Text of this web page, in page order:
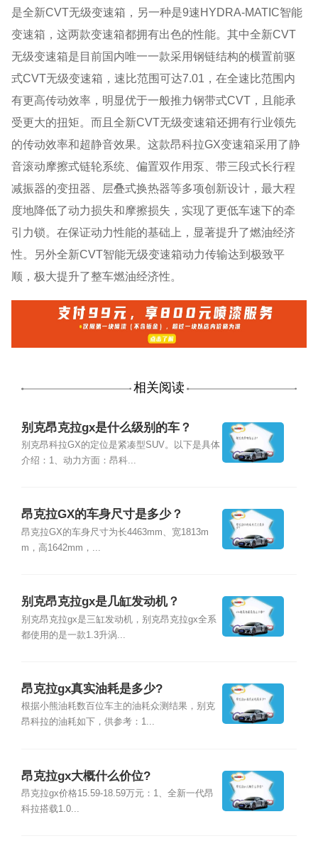
是全新CVT无级变速箱，另一种是9速HYDRA-MATIC智能
变速箱，这两款变速箱都拥有出色的性能。其中全新CVT
无级变速箱是目前国内唯一一款采用钢链结构的横置前驱
式CVT无级变速箱，速比范围可达7.01，在全速比范围内
有更高传动效率，明显优于一般推力钢带式CVT，且能承
受更大的扭矩。而且全新CVT无级变速箱还拥有行业领先
的传动效率和超静音效果。这款昂科拉GX变速箱采用了静
音滚动摩擦式链轮系统、偏置双作用泵、带三段式长行程
减振器的变扭器、层叠式换热器等多项创新设计，最大程
度地降低了动力损失和摩擦损失，实现了更低车速下的牵
引力锁。在保证动力性能的基础上，显著提升了燃油经济
性。另外全新CVT智能无级变速箱动力传输达到极致平
顺，极大提升了整车燃油经济性。
相关阅读
别克昂克拉gx是什么级别的车？
别克昂科拉GX的定位是紧凑型SUV。以下是具体
介绍：1、动力方面：昂科...
昂克拉GX的车身尺寸是多少？
昂克拉GX的车身尺寸为长4463mm、宽1813m
m，高1642mm，...
别克昂克拉gx是几缸发动机？
别克昂克拉gx是三缸发动机，别克昂克拉gx全系
都使用的是一款1.3升涡...
昂克拉gx真实油耗是多少?
根据小熊油耗数百位车主的油耗众测结果，别克
昂科拉的油耗如下，供参考：1...
昂克拉gx大概什么价位?
昂克拉gx价格15.59-18.59万元：1、全新一代昂
科拉搭载1.0...